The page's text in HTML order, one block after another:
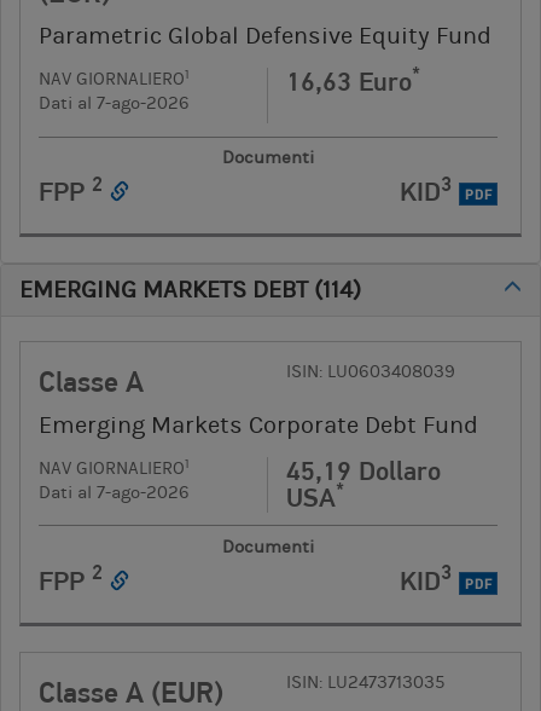
Parametric Global Defensive Equity Fund
NAV GIORNALIERO1
Dati al 7-ago-2026
16,63 Euro*
Documenti
FPP 2 KID3 PDF
EMERGING MARKETS DEBT (114)
Classe A ISIN: LU0603408039
Emerging Markets Corporate Debt Fund
NAV GIORNALIERO1
Dati al 7-ago-2026
45,19 Dollaro
USA*
Documenti
FPP 2 KID3 PDF
Classe A (EUR) ISIN: LU2473713035